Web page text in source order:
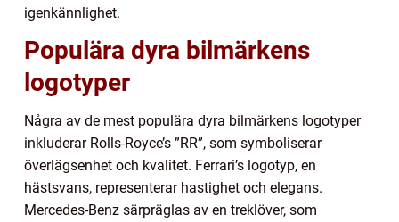
igenkännlighet.
Populära dyra bilmärkens
logotyper
Några av de mest populära dyra bilmärkens logotyper
inkluderar Rolls-Royce’s ”RR”, som symboliserar
överlägsenhet och kvalitet. Ferrari’s logotyp, en
hästsvans, representerar hastighet och elegans.
Mercedes-Benz särpräglas av en treklöver, som